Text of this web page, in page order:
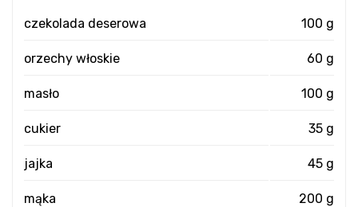
czekolada deserowa 100 g
orzechy włoskie 60 g
masło 100 g
cukier 35 g
jajka 45 g
mąka 200 g